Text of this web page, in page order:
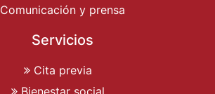
Comunicación y prensa
Servicios
Cita previa
Bienestar social